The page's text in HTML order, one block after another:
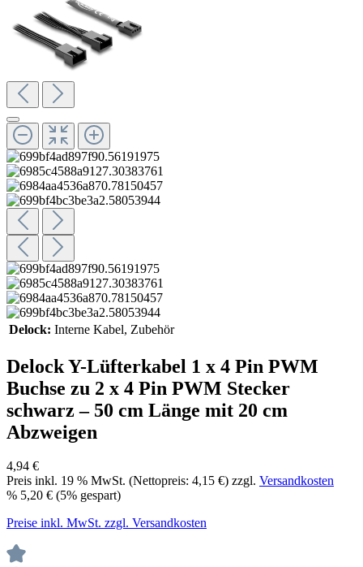
Delock: Interne Kabel, Zubehör
Delock Y-Lüfterkabel 1 x 4 Pin PWM
Buchse zu 2 x 4 Pin PWM Stecker
schwarz – 50 cm Länge mit 20 cm
Abzweigen
4,94 €
Preis inkl. 19 % MwSt. (Nettopreis: 4,15 €) zzgl. Versandkosten
% 5,20 € (5% gespart)
Preise inkl. MwSt. zzgl. Versandkosten